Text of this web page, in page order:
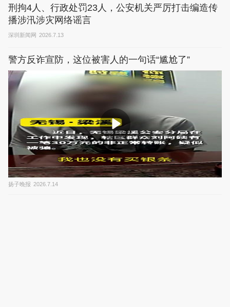
刑拘4人、行政处罚23人，公安机关严厉打击编造传
播涉汛涉灾网络谣言
深圳新闻网 2026.7.13
警方反诈宣防，这位被害人的一句话“尴尬了”
扬子晚报 2026.7.14